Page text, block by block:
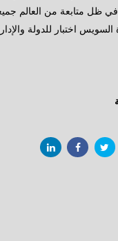
في ظل متابعة من العالم
اختبار للدولة